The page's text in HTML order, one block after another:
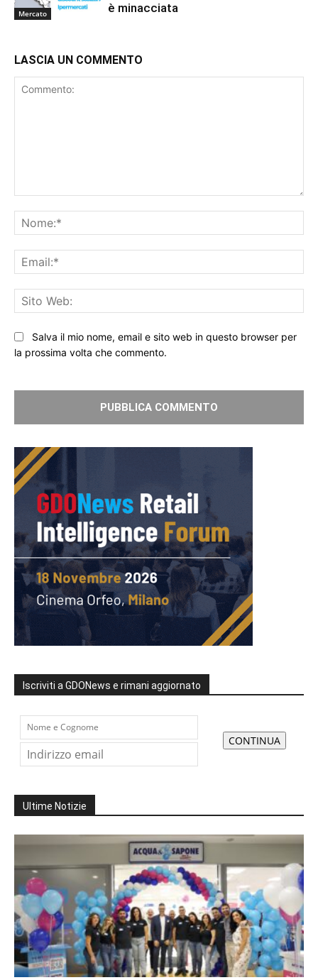
Mercato è minacciata
LASCIA UN COMMENTO
Salva il mio nome, email e sito web in questo browser per
la prossima volta che commento.
Iscriviti a GDONews e rimani aggiornato
Ultime Notizie